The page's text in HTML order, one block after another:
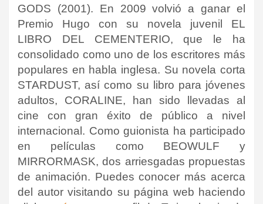
GODS (2001). En 2009 volvió a ganar el
Premio Hugo con su novela juvenil EL
LIBRO DEL CEMENTERIO, que le ha
consolidado como uno de los escritores más
populares en habla inglesa. Su novela corta
STARDUST, así como su libro para jóvenes
adultos, CORALINE, han sido llevadas al
cine con gran éxito de público a nivel
internacional. Como guionista ha participado
en películas como BEOWULF y
MIRRORMASK, dos arriesgadas propuestas
de animación. Puedes conocer más acerca
del autor visitando su página web haciendo